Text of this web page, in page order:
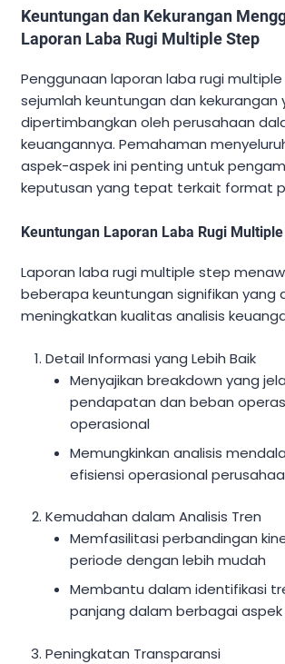
Keuntungan dan Kekurangan
Laporan Laba Rugi Multiple Step
Penggunaan laporan laba rugi
sejumlah keuntungan dan kekurangan
dipertimbangkan oleh perusahaan
keuangannya. Pemahaman
aspek-aspek ini penting untuk
keputusan yang tepat terkait format
Keuntungan Laporan Laba Rugi
Laporan laba rugi multiple step
beberapa keuntungan signifikan yang
meningkatkan kualitas analisis
Detail Informasi yang Lebih Baik
Menyajikan breakdown yang
pendapatan dan beban
operasional
Memungkinkan analisis
efisiensi operasional
Kemudahan dalam Analisis Tren
Memfasilitasi perbandingan
periode dengan lebih mudah
Membantu dalam identifikasi
panjang dalam berbagai
Peningkatan Transparansi